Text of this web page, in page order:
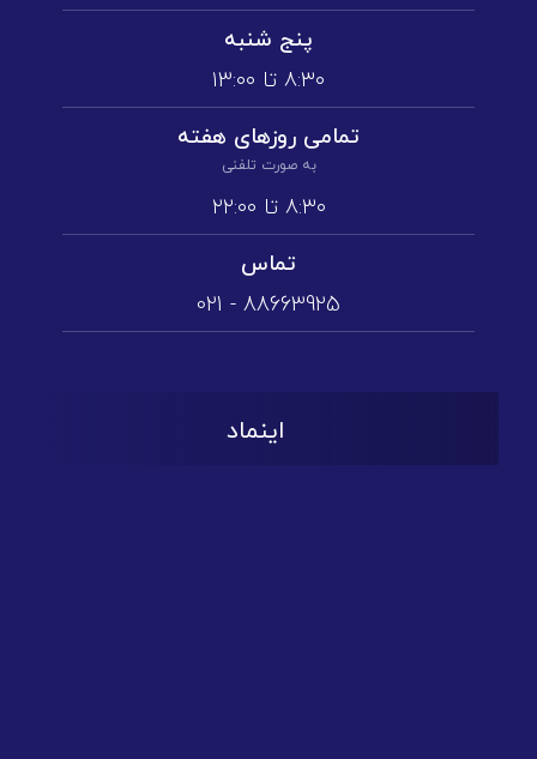
پنج شنبه
۸:۳۰ تا ۱3:۰۰
تمامی روز‌های هفته
به صورت تلفنی
۸:۳۰ تا ۲۲:۰۰
تماس
88663925 - 021
اینماد